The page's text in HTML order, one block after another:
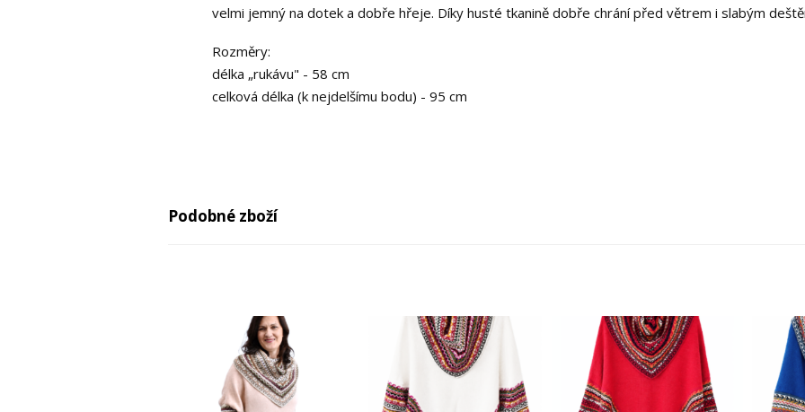
velmi jemný na dotek a dobře hřeje. Díky husté tkanině dobře chrání před větrem i slabým
Rozměry:
délka „rukávu" - 58 cm
celková délka (k nejdelšímu bodu) - 95 cm
Podobné zboží